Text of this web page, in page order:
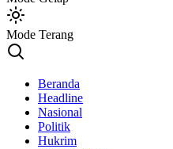
Mode Terang
Beranda
Headline
Nasional
Politik
Hukrim